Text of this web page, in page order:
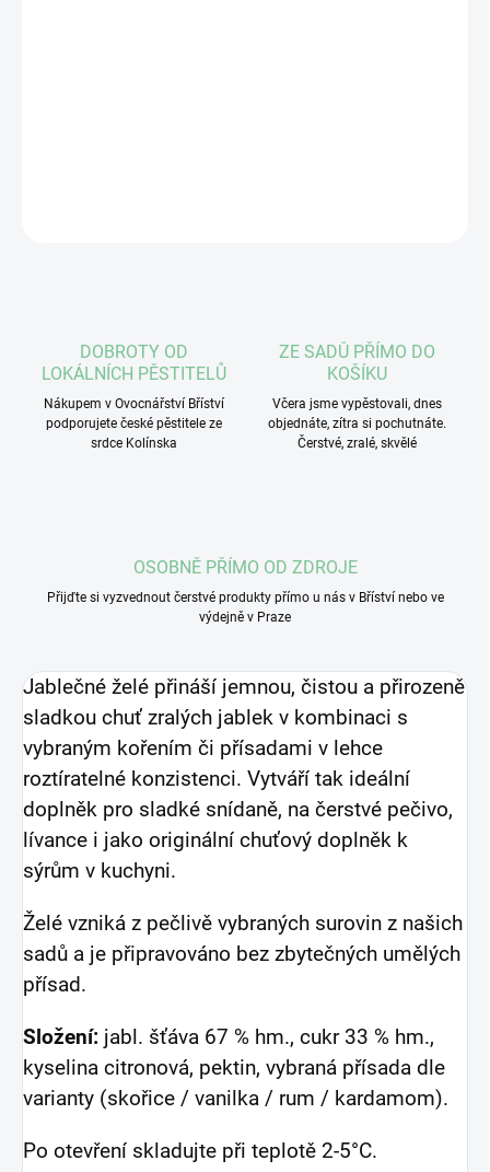
DOBROTY OD
LOKÁLNÍCH PĚSTITELŮ
Nákupem v Ovocnářství Bříství
podporujete české pěstitele ze
srdce Kolínska
ZE SADŮ PŘÍMO DO
KOŠÍKU
Včera jsme vypěstovali, dnes
objednáte, zítra si pochutnáte.
Čerstvé, zralé, skvělé
OSOBNĚ PŘÍMO OD ZDROJE
Přijďte si vyzvednout čerstvé produkty přímo u nás v Bříství nebo ve
výdejně v Praze
Jablečné želé přináší jemnou, čistou a přirozeně
sladkou chuť zralých jablek v kombinaci s
vybraným kořením či přísadami v lehce
roztíratelné konzistenci. Vytváří tak ideální
doplněk pro sladké snídaně, na čerstvé pečivo,
lívance i jako originální chuťový doplněk k
sýrům v kuchyni.
Želé vzniká z pečlivě vybraných surovin z našich
sadů a je připravováno bez zbytečných umělých
přísad.
Složení: jabl. šťáva 67 % hm., cukr 33 % hm.,
kyselina citronová, pektin, vybraná přísada dle
varianty (skořice / vanilka / rum / kardamom).
Po otevření skladujte při teplotě 2-5°C.